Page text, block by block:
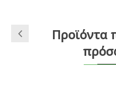
Προϊόντα